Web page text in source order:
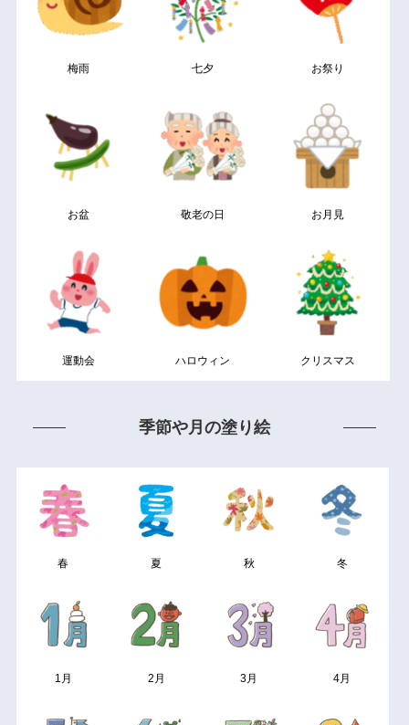
梅雨 七夕 お祭り
お盆 敬老の日 お月見
運動会 ハロウィン クリスマス
季節や月の塗り絵
春 夏 秋 冬
1月 2月 3月 4月